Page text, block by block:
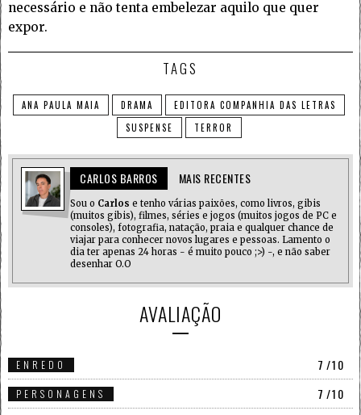
necessário e não tenta embelezar aquilo que quer
expor.
TAGS
ANA PAULA MAIA DRAMA
EDITORA COMPANHIA DAS LETRAS
SUSPENSE
TERROR
CARLOS BARROS MAIS RECENTES
Sou o Carlos e tenho várias paixões, como livros, gibis
(muitos gibis), filmes, séries e jogos (muitos jogos de PC e
consoles), fotografia, natação, praia e qualquer chance de
viajar para conhecer novos lugares e pessoas. Lamento o
dia ter apenas 24 horas - é muito pouco ;>) -, e não saber
desenhar O.O
AVALIAÇÃO
ENREDO 7 /10
PERSONAGENS 7 /10